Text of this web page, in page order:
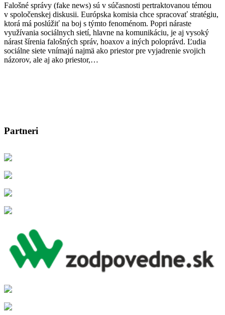
Falošné správy (fake news) sú v súčasnosti pertraktovanou témou
v spoločenskej diskusii. Európska komisia chce spracovať stratégiu,
ktorá má poslúžiť na boj s týmto fenoménom. Popri náraste
využívania sociálnych sietí, hlavne na komunikáciu, je aj vysoký
nárast šírenia falošných správ, hoaxov a iných poloprávd. Ľudia
sociálne siete vnímajú najmä ako priestor pre vyjadrenie svojich
názorov, ale aj ako priestor,…
Partneri